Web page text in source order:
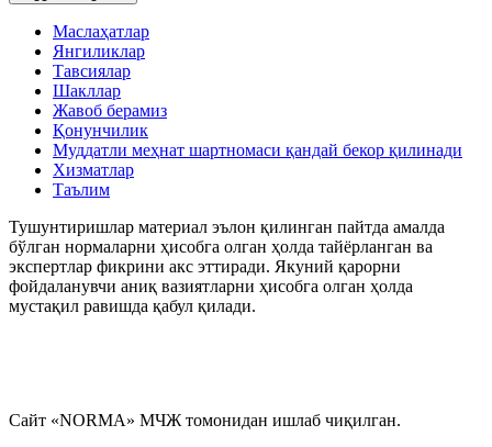
My.mehnat.uz
Иш хақи сақланмаган холда бериладиган таътилни
расмийлаштириш тўғрисидаги вазиятларнинг
маълумотлар базаси
Иш ҳақидан ушлаб қолиш ва ажратмалар
Йиллик меҳнат таътилини беришни рад этиш
тўғрисидаги вазиятларнинг маълумотлар базаси
тўғрисидаги вазиятларнинг маълумотлар базаси
Маслаҳатлар
Янгиликлар
Тавсиялар
Шакллар
Жавоб берамиз
Қонунчилик
Муддатли меҳнат шартномаси қандай бекор қилинади
Хизматлар
Таълим
Тушунтиришлар материал эълон қилинган пайтда амалда
бўлган нормаларни ҳисобга олган ҳолда тайёрланган ва
экспертлар фикрини акс эттиради. Якуний қарорни
фойдаланувчи аниқ вазиятларни ҳисобга олган ҳолда
мустақил равишда қабул қилади.
Сайт «NORMA» МЧЖ томонидан ишлаб чиқилган.